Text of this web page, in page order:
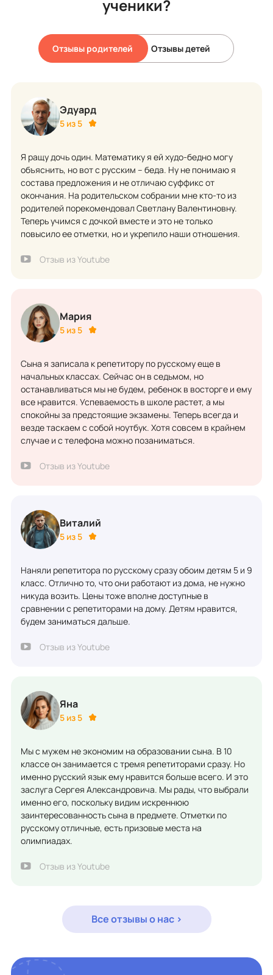
ученики?
Отзывы родителей Отзывы детей
Эдуард
5 из 5
Я ращу дочь один. Математику я ей худо-бедно могу
объяснить, но вот с русским – беда. Ну не понимаю я
состава предложения и не отличаю суффикс от
окончания. На родительском собрании мне кто-то из
родителей порекомендовал Светлану Валентиновну.
Теперь учимся с дочкой вместе и это не только
повысило ее отметки, но и укрепило наши отношения.
Отзыв из Youtube
Мария
5 из 5
Сына я записала к репетитору по русскому еще в
начальных классах. Сейчас он в седьмом, но
останавливаться мы не будем, ребенок в восторге и ему
все нравится. Успеваемость в школе растет, а мы
спокойны за предстоящие экзамены. Теперь всегда и
везде таскаем с собой ноутбук. Хотя совсем в крайнем
случае и с телефона можно позаниматься.
Отзыв из Youtube
Виталий
5 из 5
Наняли репетитора по русскому сразу обоим детям 5 и 9
класс. Отлично то, что они работают из дома, не нужно
никуда возить. Цены тоже вполне доступные в
сравнении с репетиторами на дому. Детям нравится,
будем заниматься дальше.
Отзыв из Youtube
Яна
5 из 5
Мы с мужем не экономим на образовании сына. В 10
классе он занимается с тремя репетиторами сразу. Но
именно русский язык ему нравится больше всего. И это
заслуга Сергея Александровича. Мы рады, что выбрали
именно его, поскольку видим искреннюю
заинтересованность сына в предмете. Отметки по
русскому отличные, есть призовые места на
олимпиадах.
Отзыв из Youtube
Все отзывы о нас >